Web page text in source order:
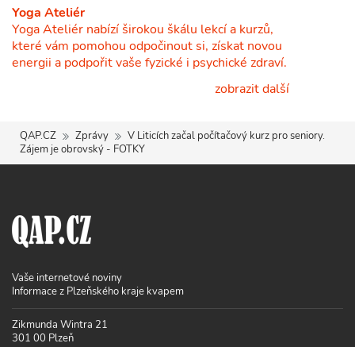
Yoga Ateliér
Yoga Ateliér nabízí širokou škálu lekcí a kurzů,
které vám pomohou odpočinout si, získat novou
energii a podpořit vaše fyzické i psychické zdraví.
zobrazit další
QAP.CZ Zprávy
V Liticích začal počítačový kurz pro seniory.
Zájem je obrovský - FOTKY
Vaše internetové noviny
Informace z Plzeňského kraje kvapem
Zikmunda Wintra 21
301 00 Plzeň